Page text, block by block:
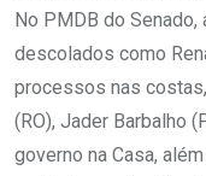
No PMDB do
descolados como
processos nas
(RO), Jader Barbalho
governo na Casa,